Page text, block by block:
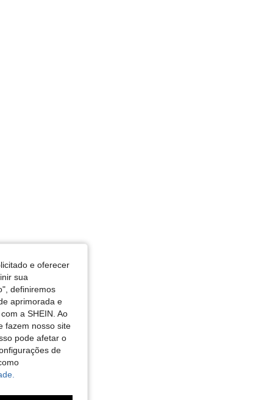
Tamanho: 26
e oferecer
sua
definiremos
aprimorada e
a SHEIN. Ao
fazem nosso site
pode afetar o
de